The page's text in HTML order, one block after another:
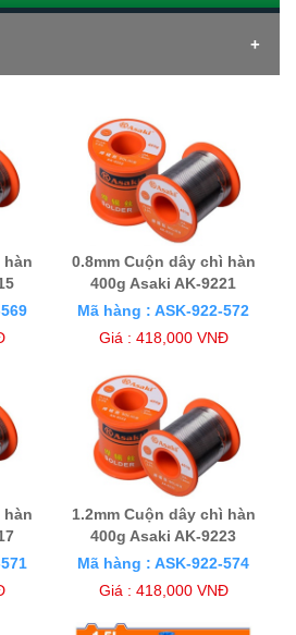
hàn
0.8mm Cuộn dây chì hàn
400g Asaki AK-9221
Mã hàng : ASK-922-572
Giá : 418,000 VNĐ
hàn
1.2mm Cuộn dây chì hàn
400g Asaki AK-9223
Mã hàng : ASK-922-574
Giá : 418,000 VNĐ